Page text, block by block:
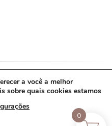
de Privacidade
Uso
- 43.887.208/0001-
a você a melhor
sobre quais cookies estamos
0